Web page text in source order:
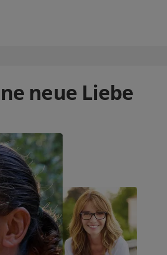
neue Liebe